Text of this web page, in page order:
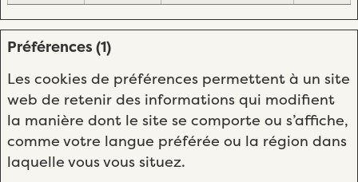
Préférences (1)
Les cookies de préférences permettent à un site
web de retenir des informations qui modifient
la manière dont le site se comporte ou s’affiche,
comme votre langue préférée ou la région dans
laquelle vous vous situez.